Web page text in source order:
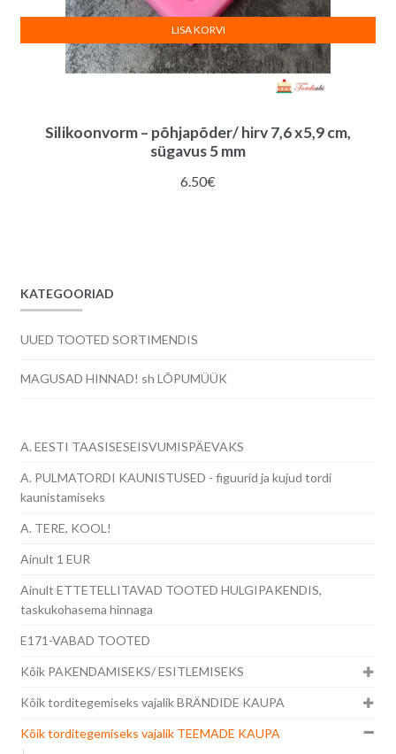
Silikoonvorm – põhjapõder/ hirv 7,6 x5,9 cm,
sügavus 5 mm
6.50€
LISA KORVI
KATEGOORIAD
UUED TOOTED SORTIMENDIS
MAGUSAD HINNAD! sh LÕPUMÜÜK
A. EESTI TAASISESEISVUMISPÄEVAKS
A. PULMATORDI KAUNISTUSED - figuurid ja kujud tordi
kaunistamiseks
A. TERE, KOOL!
Ainult 1 EUR
Ainult ETTETELLITAVAD TOOTED HULGIPAKENDIS,
taskukohasema hinnaga
E171-VABAD TOOTED
Kõik PAKENDAMISEKS/ ESITLEMISEKS
Kõik torditegemiseks vajalik BRÄNDIDE KAUPA
Kõik torditegemiseks vajalik TEEMADE KAUPA